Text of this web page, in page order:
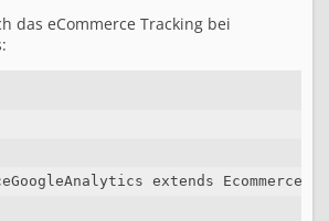
das eCommerce Tracking bei
extends